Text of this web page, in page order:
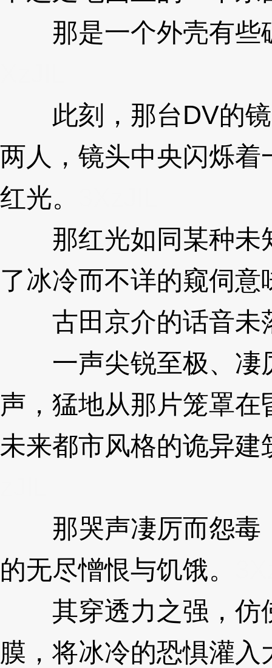
那是一个外壳有些
此刻，那台DV的镜
两人，镜头中央闪烁
红光。
那红光如同某种未
了冰冷而不详的窥伺意
古田京介的话音未
一声尖锐至极、凄
声，猛地从那片笼罩
未来都市风格的诡异
那哭声凄厉而怨毒
的无尽憎恨与饥饿。
其穿透力之强，仿
膜，将冰冷的恐惧灌入